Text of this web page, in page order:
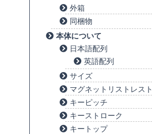
外箱
同梱物
本体について
日本語配列
英語配列
サイズ
マグネットリストレスト
キーピッチ
キーストローク
キートップ